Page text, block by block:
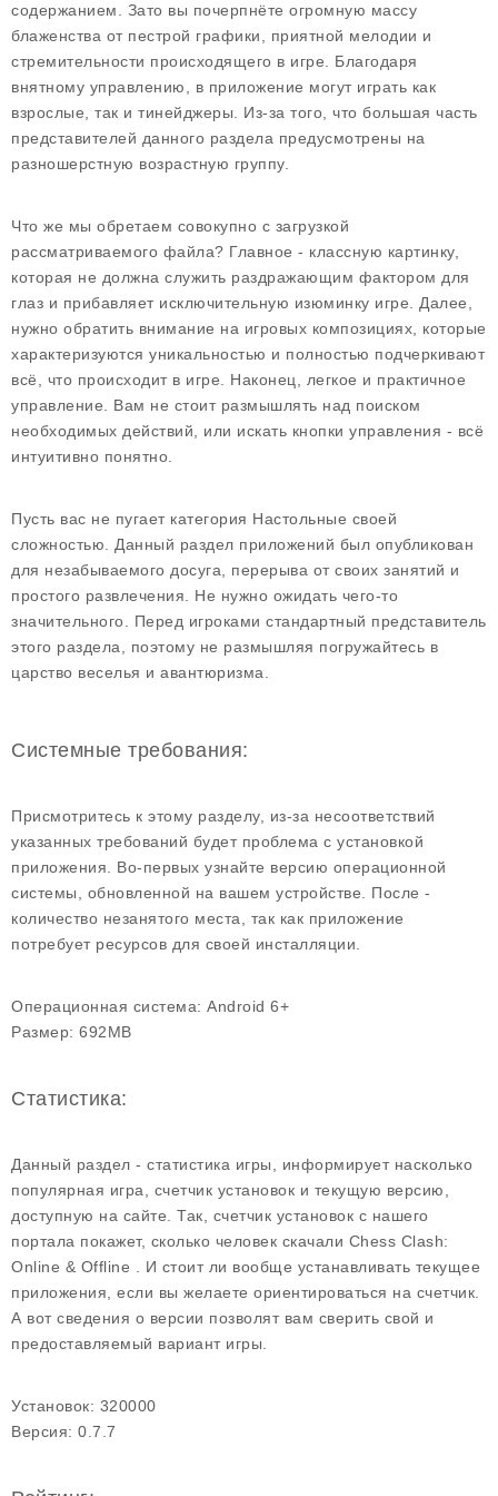
содержанием. Зато вы почерпнёте огромную массу
блаженства от пестрой графики, приятной мелодии и
стремительности происходящего в игре. Благодаря
внятному управлению, в приложение могут играть как
взрослые, так и тинейджеры. Из-за того, что большая часть
представителей данного раздела предусмотрены на
разношерстную возрастную группу.
Что же мы обретаем совокупно с загрузкой
рассматриваемого файла? Главное - классную картинку,
которая не должна служить раздражающим фактором для
глаз и прибавляет исключительную изюминку игре. Далее,
нужно обратить внимание на игровых композициях, которые
характеризуются уникальностью и полностью подчеркивают
всё, что происходит в игре. Наконец, легкое и практичное
управление. Вам не стоит размышлять над поиском
необходимых действий, или искать кнопки управления - всё
интуитивно понятно.
Пусть вас не пугает категория Настольные своей
сложностью. Данный раздел приложений был опубликован
для незабываемого досуга, перерыва от своих занятий и
простого развлечения. Не нужно ожидать чего-то
значительного. Перед игроками стандартный представитель
этого раздела, поэтому не размышляя погружайтесь в
царство веселья и авантюризма.
Системные требования:
Присмотритесь к этому разделу, из-за несоответствий
указанных требований будет проблема с установкой
приложения. Во-первых узнайте версию операционной
системы, обновленной на вашем устройстве. После -
количество незанятого места, так как приложение
потребует ресурсов для своей инсталляции.
Операционная система: Android 6+
Размер: 692MB
Статистика:
Данный раздел - статистика игры, информирует насколько
популярная игра, счетчик установок и текущую версию,
доступную на сайте. Так, счетчик установок с нашего
портала покажет, сколько человек скачали Chess Clash:
Online & Offline . И стоит ли вообще устанавливать текущее
приложения, если вы желаете ориентироваться на счетчик.
А вот сведения о версии позволят вам сверить свой и
предоставляемый вариант игры.
Установок: 320000
Версия: 0.7.7